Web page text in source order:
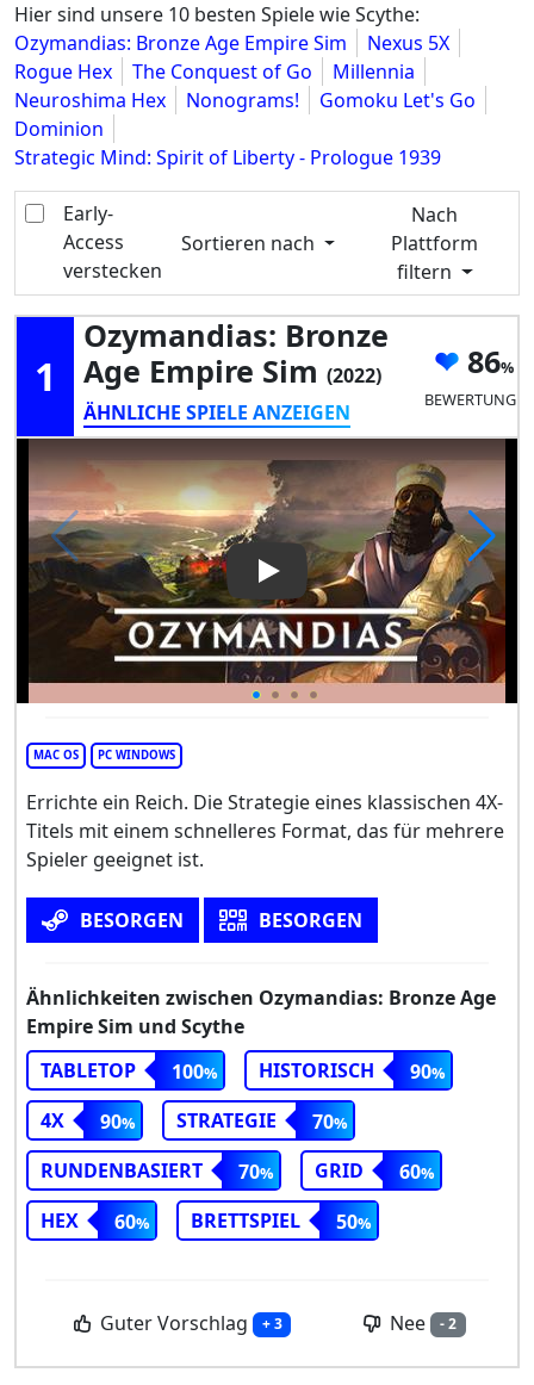
Hier sind unsere 10 besten Spiele wie Scythe:
Ozymandias: Bronze Age Empire Sim
Nexus 5X
Rogue Hex
The Conquest of Go
Millennia
Neuroshima Hex
Nonograms!
Gomoku Let's Go
Dominion
Strategic Mind: Spirit of Liberty - Prologue 1939
Early-
Access
verstecken
Sortieren nach
Nach
Plattform
filtern
1
Ozymandias: Bronze
Age Empire Sim (2022)
ÄHNLICHE SPIELE ANZEIGEN
86
BEWERTUNG
Play Video: Ozymandias:
MAC OS PC WINDOWS
Errichte ein Reich. Die Strategie eines klassischen 4X-
Titels mit einem schnelleres Format, das für mehrere
Spieler geeignet ist.
BESORGEN BESORGEN
Ähnlichkeiten zwischen Ozymandias: Bronze Age
Empire Sim und Scythe
TABLETOP
100 HISTORISCH
90
4X
90 STRATEGIE
70
RUNDENBASIERT
70 GRID
60
HEX
60 BRETTSPIEL 50
Guter Vorschlag + 3 Nee - 2